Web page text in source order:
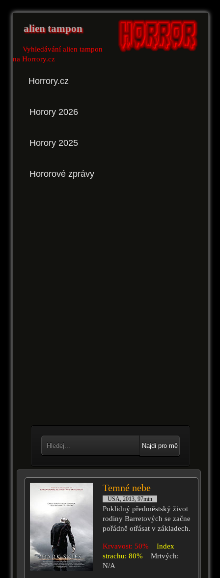
alien tampon
Vyhledávání alien tampon
na Horrory.cz
Horrory.cz
Horory 2026
Horory 2025
Hororové zprávy
Najdi pro mě
Temné nebe
USA, 2013, 97min
Poklidný předměstský život
rodiny Barretových se začne
pořádně otřásat v základech.
Krvavost: 50%
Index
strachu: 80%
Mrtvých:
N/A